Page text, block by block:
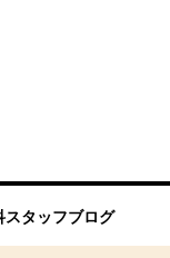
タッフブログ